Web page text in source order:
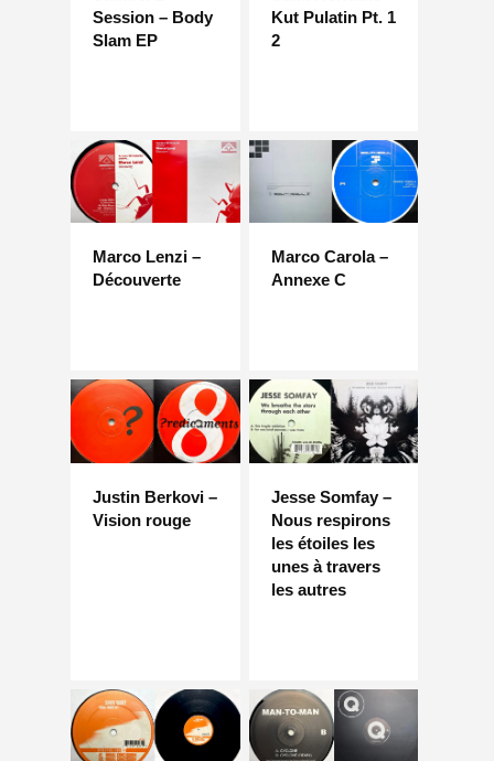
Session – Body
Slam EP
Kut Pulatin Pt. 1
2
Marco Lenzi –
Découverte
Marco Carola –
Annexe C
Justin Berkovi –
Vision rouge
Jesse Somfay –
Nous respirons
les étoiles les
unes à travers
les autres